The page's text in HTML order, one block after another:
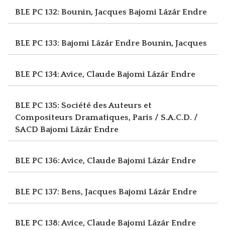
BLE PC 132: Bounin, Jacques Bajomi Lázár Endre
BLE PC 133: Bajomi Lázár Endre Bounin, Jacques
BLE PC 134: Avice, Claude Bajomi Lázár Endre
BLE PC 135: Société des Auteurs et
Compositeurs Dramatiques, Paris / S.A.C.D. /
SACD Bajomi Lázár Endre
BLE PC 136: Avice, Claude Bajomi Lázár Endre
BLE PC 137: Bens, Jacques Bajomi Lázár Endre
BLE PC 138: Avice, Claude Bajomi Lázár Endre